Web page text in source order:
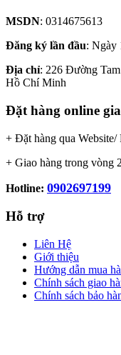
MSDN: 0314675613
Đăng ký lần đầu: Ngày
Địa chỉ: 226 Đường
Hồ Chí Minh
Đặt hàng online
+ Đặt hàng qua Website/
+ Giao hàng trong vòng
Hotline: 0902697199
Hỗ trợ
Liên Hệ
Giới thiệu
Hướng dẫn mua
Chính sách giao
Chính sách bảo